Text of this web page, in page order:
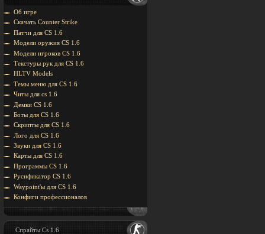
Об игре
Скачать Counter Strike
Патчи для CS 1.6
Модели оружия CS 1.6
Модели игроков CS 1.6
Текстуры рук для CS 1.6
HLTV Models
Темы меню для CS 1.6
Читы для cs 1.6
Демки CS 1.6
Боты для CS 1.6
Скрипты для CS 1.6
Лого для CS 1.6
Звуки для CS 1.6
Карты для CS 1.6
Программы CS 1.6
Русификатор CS 1.6
Waypoint'ы для CS 1.6
Конфиги профессионалов
Спрайты Cs 1.6